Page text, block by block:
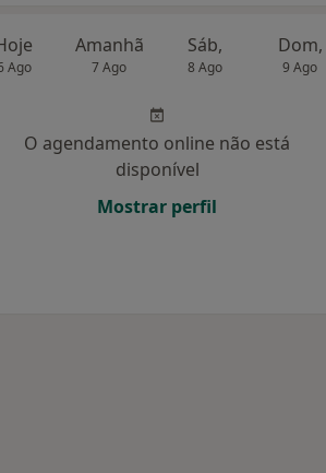
Ago
Amanhã
7 Ago
Sáb,
8 Ago
Dom,
9 Ago
O agendamento online não está
disponível
Mostrar perfil